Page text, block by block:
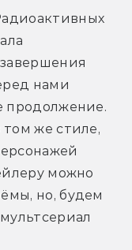
завершения
нами
продолжение.
же стиле,
можно
но, будем